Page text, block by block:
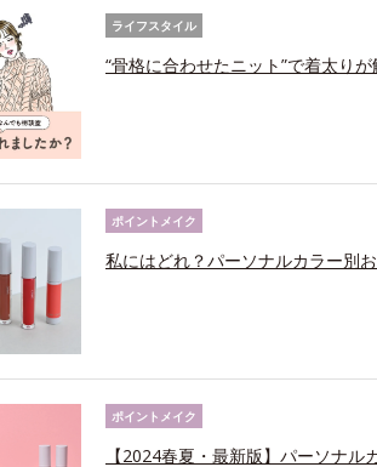
ライフスタイル
“骨格に合わせたニット”で着太りが
ポイントメイク
私にはどれ？パーソナルカラー別
ポイントメイク
【2024春夏・最新版】パーソナ